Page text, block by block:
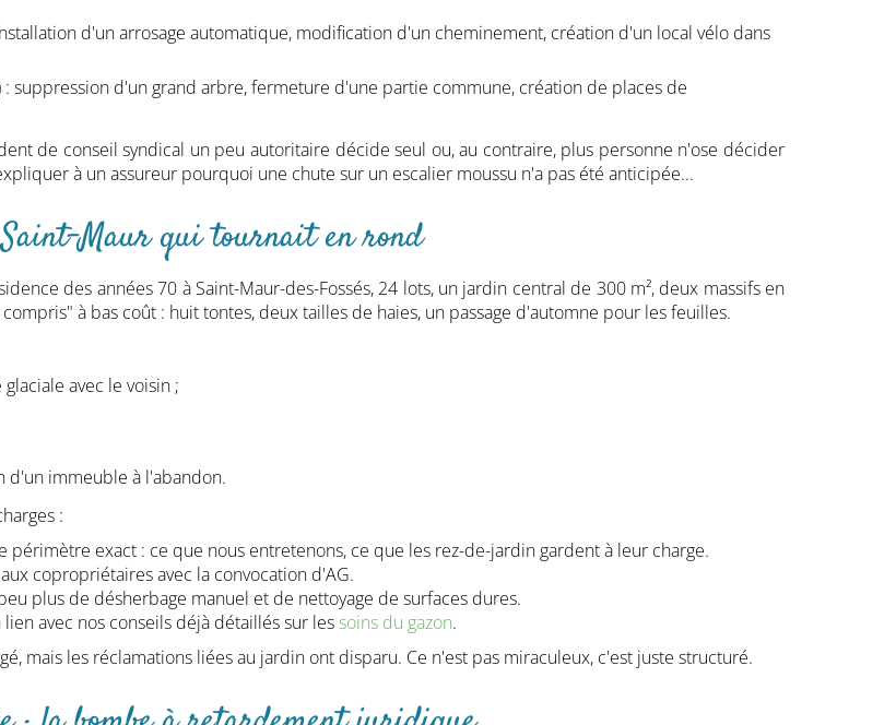
d'un arrosage automatique, modification d'un cheminement, création d'un local vélo dans
suppression d'un grand arbre, fermeture d'une partie commune, création de places de
de conseil syndical un peu autoritaire décide seul ou, au contraire, plus personne n'ose décider
à un assureur pourquoi une chute sur un escalier moussu n'a pas été anticipée...
Maur qui tournait en rond
des années 70 à Saint-Maur-des-Fossés, 24 lots, un jardin central de 300 m², deux massifs en
à bas coût : huit tontes, deux tailles de haies, un passage d'automne pour les feuilles.
avec le voisin ;
d'un immeuble à l'abandon.
:
exact : ce que nous entretenons, ce que les rez-de-jardin gardent à leur charge.
copropriétaires avec la convocation d'AG.
plus de désherbage manuel et de nettoyage de surfaces dures.
avec nos conseils déjà détaillés sur lessoins du gazon.
mais les réclamations liées au jardin ont disparu. Ce n'est pas miraculeux, c'est juste structuré.